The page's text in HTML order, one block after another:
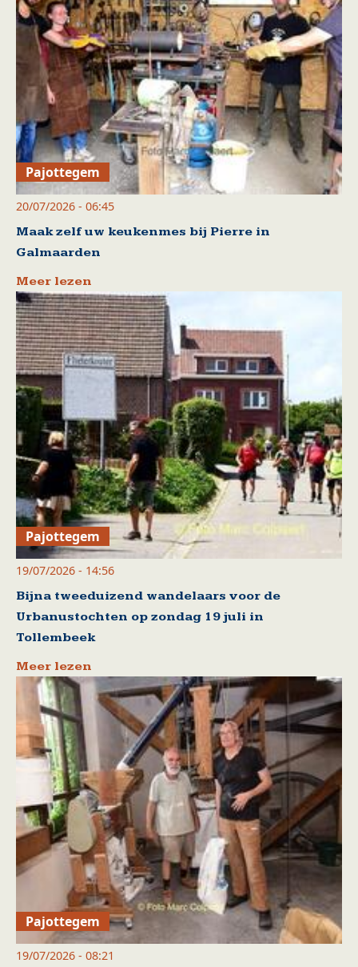
Pajottegem
20/07/2026 - 06:45
Maak zelf uw keukenmes bij Pierre in
Galmaarden
Meer lezen
Pajottegem
19/07/2026 - 14:56
Bijna tweeduizend wandelaars voor de
Urbanustochten op zondag 19 juli in
Tollembeek
Meer lezen
Pajottegem
19/07/2026 - 08:21